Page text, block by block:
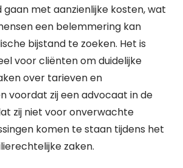
met aanzienlijke kosten, wat
een belemmering kan
bijstand te zoeken. Het is
voor cliënten om duidelijke
over tarieven en
voordat zij een advocaat in de
zij niet voor onverwachte
komen te staan tijdens het
zaken.